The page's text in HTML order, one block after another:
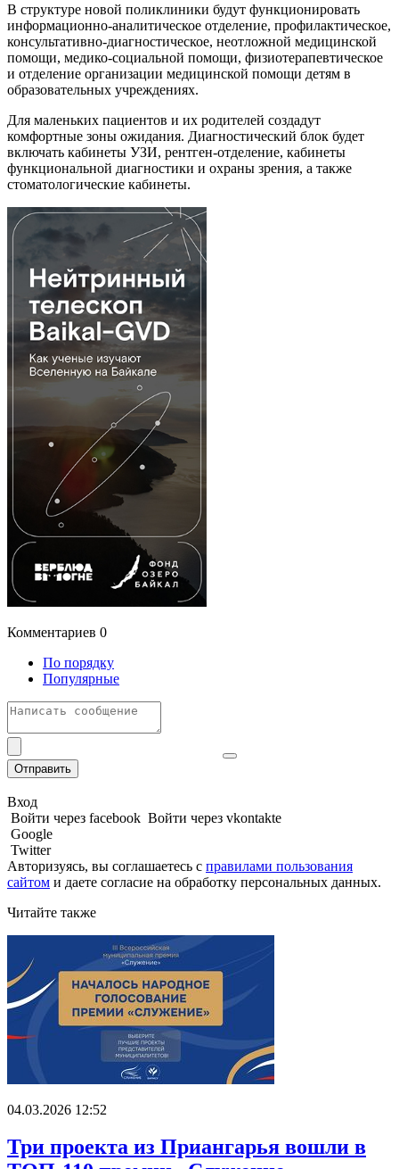
В структуре новой поликлиники будут функционировать
информационно-аналитическое отделение, профилактическое,
консультативно-диагностическое, неотложной медицинской
помощи, медико-социальной помощи, физиотерапевтическое
и отделение организации медицинской помощи детям в
образовательных учреждениях.
Для маленьких пациентов и их родителей создадут
комфортные зоны ожидания. Диагностический блок будет
включать кабинеты УЗИ, рентген-отделение, кабинеты
функциональной диагностики и охраны зрения, а также
стоматологические кабинеты.
Комментариев 0
По порядку
Популярные
Отправить
Вход
Войти через facebook Войти через vkontakte
Google
Twitter
Авторизуясь, вы соглашаетесь с правилами пользования
сайтом и даете согласие на обработку персональных данных.
Читайте также
04.03.2026 12:52
Три проекта из Приангарья вошли в